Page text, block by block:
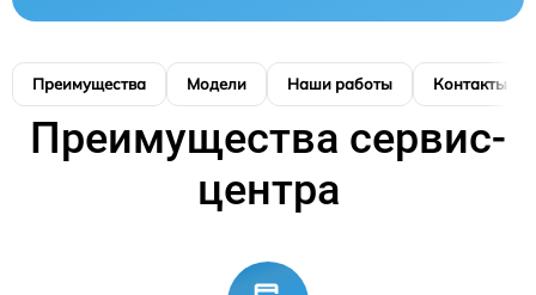
Преимущества Модели Наши работы Контакты
Преимущества сервис-
центра